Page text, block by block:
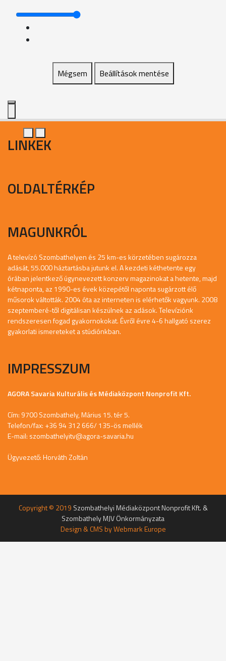
Mégsem Beállítások mentése
LINKEK
OLDALTÉRKÉP
MAGUNKRÓL
A televízó Szombathelyen és 25 km-es körzetében sugározza
adását, 55.000 háztartásba jutunk el. A kezdeti kéthetente egy
órában jelentkező úgynevezett konzerv magazinokat a hetente, majd
kétnaponta, az 1990-es évek közepétől naponta sugárzott élő
műsorok váltották. 2004 óta az interneten is elérhetők vagyunk. 2008
szeptemberé-től digitálisan készülnek az adások. Televíziónk
rendszeresen fogad gyakornokokat. Évről évre 4-6 hallgató szerez
gyakorlati ismereteket a stúdiónkban.
IMPRESSZUM
AGORA Savaria Kulturális és Médiaközpont Nonprofit Kft.
Cím: 9700 Szombathely, Márius 15. tér 5.
Telefon/fax: +36 94 312 666/ 135-ös mellék
E-mail: szombathelyitv@agora-savaria.hu
Ügyvezető: Horváth Zoltán
Copyright © 2019 Szombathelyi Médiaközpont Nonprofit Kft. &
Szombathely MJV Önkormányzata
Design & CMS byWebmark Europe